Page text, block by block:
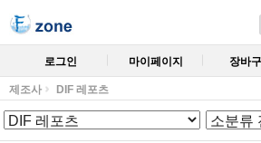
로그인 마이페이지 장바
제조사 DIF 레포츠